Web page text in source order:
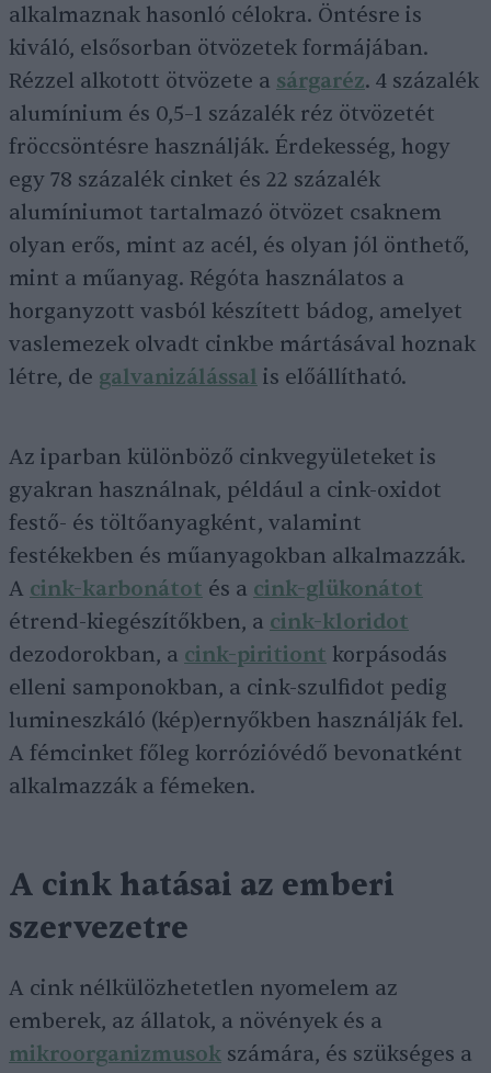
alkalmaznak hasonló célokra. Öntésre is
kiváló, elsősorban ötvözetek formájában.
Rézzel alkotott ötvözete a sárgaréz. 4 százalék
alumínium és 0,5–1 százalék réz ötvözetét
fröccsöntésre használják. Érdekesség, hogy
egy 78 százalék cinket és 22 százalék
alumíniumot tartalmazó ötvözet csaknem
olyan erős, mint az acél, és olyan jól önthető,
mint a műanyag. Régóta használatos a
horganyzott vasból készített bádog, amelyet
vaslemezek olvadt cinkbe mártásával hoznak
létre, de galvanizálással is előállítható.
Az iparban különböző cinkvegyületeket is
gyakran használnak, például a cink-oxidot
festő- és töltőanyagként, valamint
festékekben és műanyagokban alkalmazzák.
A cink-karbonátot és a cink-glükonátot
étrend-kiegészítőkben, a cink-kloridot
dezodorokban, a cink-piritiont korpásodás
elleni samponokban, a cink-szulfidot pedig
lumineszkáló (kép)ernyőkben használják fel.
A fémcinket főleg korrózióvédő bevonatként
alkalmazzák a fémeken.
A cink hatásai az emberi
szervezetre
A cink nélkülözhetetlen nyomelem az
emberek, az állatok, a növények és a
mikroorganizmusok számára, és szükséges a